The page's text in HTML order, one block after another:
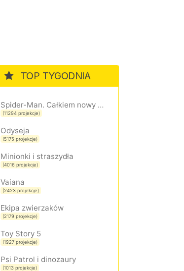
TOP TYGODNIA
Spider-Man. Całkiem nowy dzień
(11294 projekcje)
Odyseja
(5175 projekcje)
Minionki i straszydła
(4016 projekcje)
Vaiana
(2423 projekcje)
Ekipa zwierzaków
(2179 projekcje)
Toy Story 5
(1927 projekcje)
Psi Patrol i dinozaury
(1013 projekcje)